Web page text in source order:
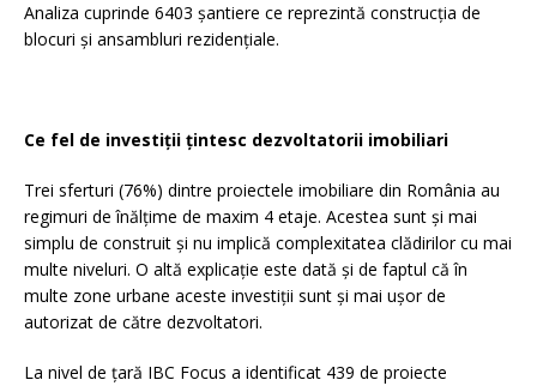
Analiza cuprinde 6403 șantiere ce reprezintă construcția de
blocuri și ansambluri rezidențiale.
Ce fel de investiții țintesc dezvoltatorii imobiliari
Trei sferturi (76%) dintre proiectele imobiliare din România au
regimuri de înălțime de maxim 4 etaje. Acestea sunt și mai
simplu de construit și nu implică complexitatea clădirilor cu mai
multe niveluri. O altă explicație este dată și de faptul că în
multe zone urbane aceste investiții sunt și mai ușor de
autorizat de către dezvoltatori.
La nivel de țară IBC Focus a identificat 439 de proiecte